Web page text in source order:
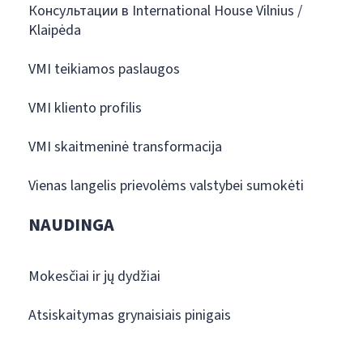
Консультации в International House Vilnius /
Klaipėda
VMI teikiamos paslaugos
VMI kliento profilis
VMI skaitmeninė transformacija
Vienas langelis prievolėms valstybei sumokėti
NAUDINGA
Mokesčiai ir jų dydžiai
Atsiskaitymas grynaisiais pinigais